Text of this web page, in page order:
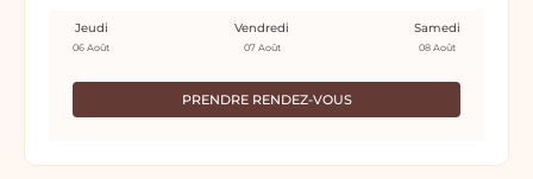
PRENDRE RENDEZ-VOUS
Jeudi
06 Août
Vendredi
07 Août
Samedi
08 Août